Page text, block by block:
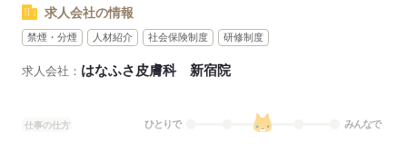
求人会社の情報
禁煙・分煙 人材紹介 社会保険制度 研修制度
求人会社： はなふさ皮膚科 新宿院
仕事の仕方 ひとりで みんなで